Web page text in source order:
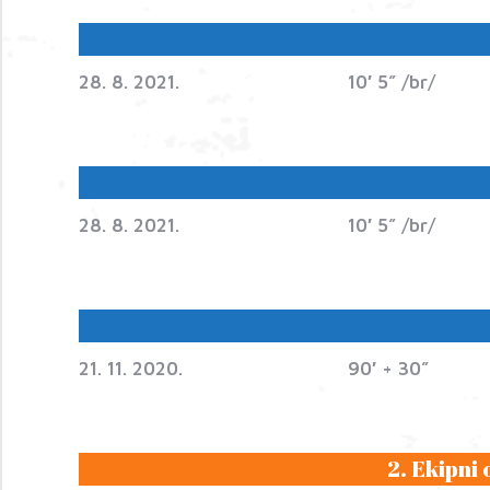
28. 8. 2021. 10′ 5” /br/
28. 8. 2021. 10′ 5” /br/
21. 11. 2020. 90′ + 30”
2. Ekipni